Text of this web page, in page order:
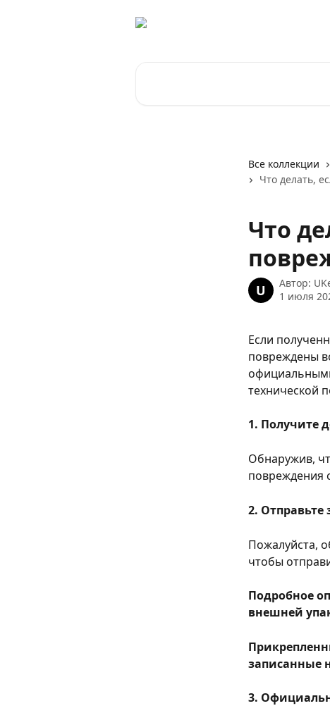
Все коллекции
Что делать,
Что
U Автор:
1 июля
Если
повреждены
технической
1. Получите
Обнаружив,
повреждения
2. Отправьте
Пожалуйста,
чтобы
Подробное
внешней
записанные
3.